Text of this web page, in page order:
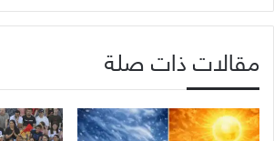
مقالات ذات صلة